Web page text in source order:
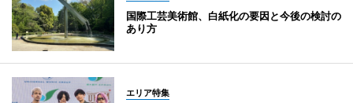
国際工芸美術館、白紙化の要因と今後の検討の
あり方
エリア特集